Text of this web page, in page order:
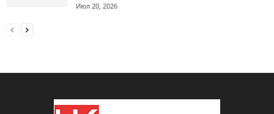
Июл 20, 2026